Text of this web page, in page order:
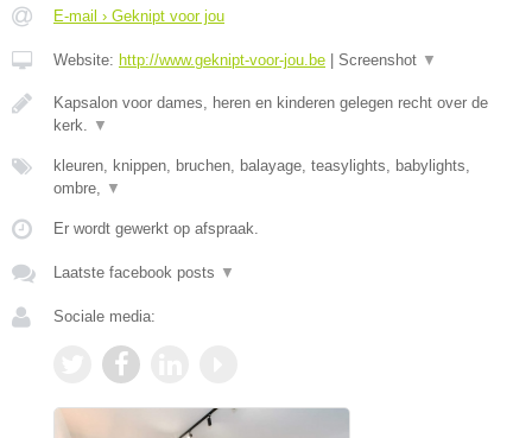
E-mail › Geknipt voor jou
Website: http://www.geknipt-voor-jou.be Screenshot ▼
Kapsalon voor dames, heren en kinderen gelegen recht over de
kerk. ▼
kleuren, knippen, bruchen, balayage, teasylights, babylights,
ombre, ▼
Er wordt gewerkt op afspraak.
Laatste facebook posts ▼
Sociale media: